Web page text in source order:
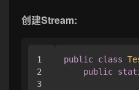
创建Stream:
1
2
3
public class
public